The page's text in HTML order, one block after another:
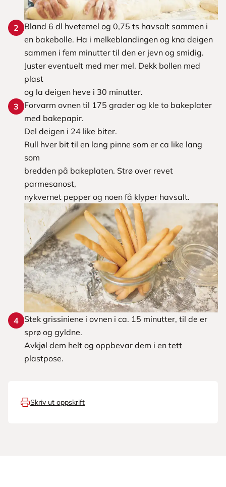
2
Bland 6 dl hvetemel og 0,75 ts havsalt sammen i
en bakebolle. Ha i melkeblandingen og kna deigen
sammen i fem minutter til den er jevn og smidig.
Juster eventuelt med mer mel. Dekk bollen med
plast
og la deigen heve i 30 minutter.
3
Forvarm ovnen til 175 grader og kle to bakeplater
med bakepapir.
Del deigen i 24 like biter.
Rull hver bit til en lang pinne som er ca like lang
som
bredden på bakeplaten. Strø over revet
parmesanost,
nykvernet pepper og noen få klyper havsalt.
4 Stek grissiniene i ovnen i ca. 15 minutter, til de er
sprø og gyldne.
Avkjøl dem helt og oppbevar dem i en tett
plastpose.
Skriv ut oppskrift